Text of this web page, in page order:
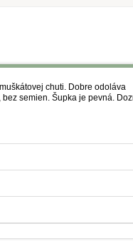
chuti. Dobre odoláva
semien. Šupka je pevná.